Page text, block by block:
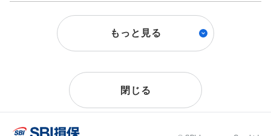
もっと見る
閉じる